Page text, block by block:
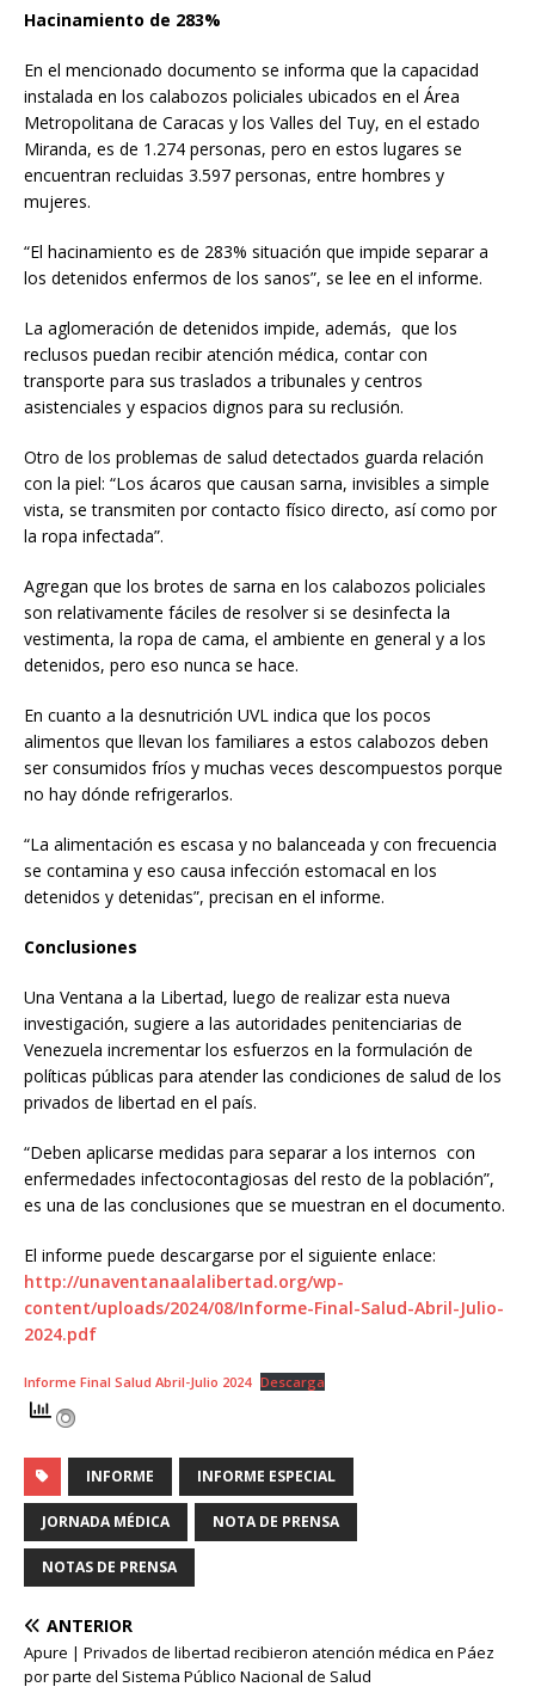
Hacinamiento de 283%
En el mencionado documento se informa que la capacidad
instalada en los calabozos policiales ubicados en el Área
Metropolitana de Caracas y los Valles del Tuy, en el estado
Miranda, es de 1.274 personas, pero en estos lugares se
encuentran recluidas 3.597 personas, entre hombres y
mujeres.
“El hacinamiento es de 283% situación que impide separar a
los detenidos enfermos de los sanos”, se lee en el informe.
La aglomeración de detenidos impide, además, que los
reclusos puedan recibir atención médica, contar con
transporte para sus traslados a tribunales y centros
asistenciales y espacios dignos para su reclusión.
Otro de los problemas de salud detectados guarda relación
con la piel: “Los ácaros que causan sarna, invisibles a simple
vista, se transmiten por contacto físico directo, así como por
la ropa infectada”.
Agregan que los brotes de sarna en los calabozos policiales
son relativamente fáciles de resolver si se desinfecta la
vestimenta, la ropa de cama, el ambiente en general y a los
detenidos, pero eso nunca se hace.
En cuanto a la desnutrición UVL indica que los pocos
alimentos que llevan los familiares a estos calabozos deben
ser consumidos fríos y muchas veces descompuestos porque
no hay dónde refrigerarlos.
“La alimentación es escasa y no balanceada y con frecuencia
se contamina y eso causa infección estomacal en los
detenidos y detenidas”, precisan en el informe.
Conclusiones
Una Ventana a la Libertad, luego de realizar esta nueva
investigación, sugiere a las autoridades penitenciarias de
Venezuela incrementar los esfuerzos en la formulación de
políticas públicas para atender las condiciones de salud de los
privados de libertad en el país.
“Deben aplicarse medidas para separar a los internos con
enfermedades infectocontagiosas del resto de la población”,
es una de las conclusiones que se muestran en el documento.
El informe puede descargarse por el siguiente enlace:
http://unaventanaalalibertad.org/wp-
content/uploads/2024/08/Informe-Final-Salud-Abril-Julio-
2024.pdf
Informe Final Salud Abril-Julio 2024 Descarga
INFORME INFORME ESPECIAL
JORNADA MÉDICA NOTA DE PRENSA
NOTAS DE PRENSA
ANTERIOR
Apure | Privados de libertad recibieron atención médica en Páez
por parte del Sistema Público Nacional de Salud